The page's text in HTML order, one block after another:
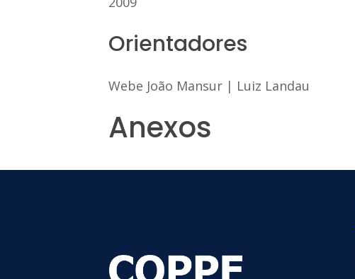
Orientadores
Webe João Mansur| Luiz Landau
Anexos